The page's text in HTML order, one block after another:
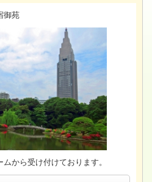
苑
から受け付けております。